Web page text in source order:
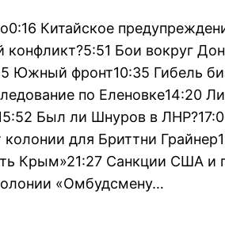
Китайское
конфликт?5:51 Бои вокруг
Южный фронт10:35 Гибель
по Еленовке14:20
Был ли Шнуров в
колонии для Бриттни
Крым»21:27 Санкции США и
«Омбудсмену…